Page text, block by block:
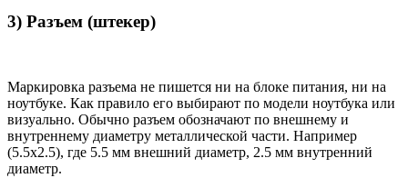
3) Разъем (штекер)
Маркировка разъема не пишется ни на блоке питания, ни на
ноутбуке. Как правило его выбирают по модели ноутбука или
визуально. Обычно разъем обозначают по внешнему и
внутреннему диаметру металлической части. Например
(5.5x2.5), где 5.5 мм внешний диаметр, 2.5 мм внутренний
диаметр.